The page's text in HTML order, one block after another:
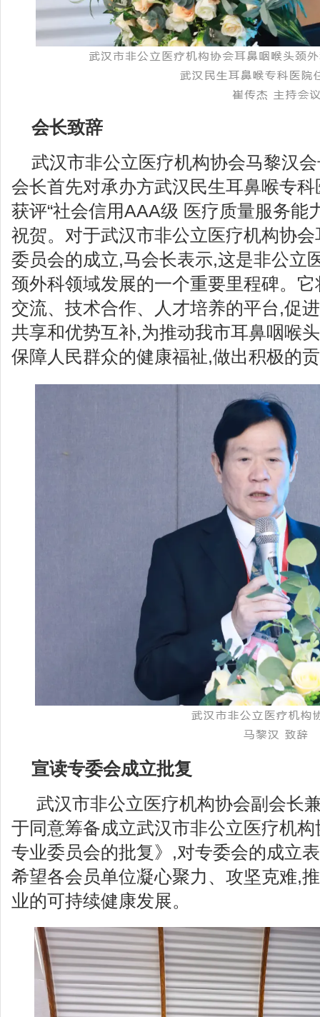
会长致辞
武汉市非公立医疗机构协会马黎汉
会长首先对承办方武汉民生耳鼻喉专
获评“社会信用AAA级 医疗质量服务能
祝贺。对于武汉市非公立医疗机构协
委员会的成立,马会长表示,这是非公立
颈外科领域发展的一个重要里程碑。
交流、技术合作、人才培养的平台,促
共享和优势互补,为推动我市耳鼻咽喉
保障人民群众的健康福祉,做出积极的
宣读专委会成立批复
武汉市非公立医疗机构协会副会长
于同意筹备成立武汉市非公立医疗机
专业委员会的批复》,对专委会的成立
希望各会员单位凝心聚力、攻坚克难,
业的可持续健康发展。